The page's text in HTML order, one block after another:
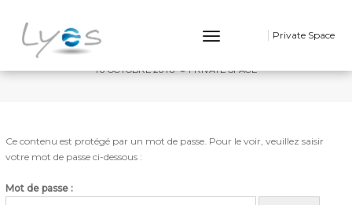
Toggle
Private Space
PROTÉGÉ : POT DÉPART FANNY & MARC
10 OCTOBRE 2018 PRIVATE SPACE
Ce contenu est protégé par un mot de passe. Pour le voir, veuillez saisir
votre mot de passe ci-dessous :
Mot de passe :